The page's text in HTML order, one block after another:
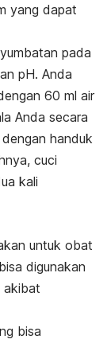
yang dapat
pada
pH. Anda
60 ml air
Anda secara
handuk
cuci
kali
untuk obat
digunakan
akibat
bisa